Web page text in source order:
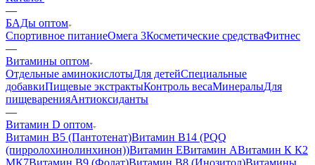
—
БАДы оптом
Спортивное питаниеОмега 3Косметические средстваФитнес
—
Витамины оптом
Отдельные аминокислотыДля детейСпециальные
добавкиПищевые экстрактыКонтроль весаМинералыДля
пищеваренияАнтиоксиданты
—
Витамин D оптом
Витамин B5 (Пантотенат)Витамин B14 (PQQ
(пирролохинолинхинон))Витамин ЕВитамин АВитамин К К2
МК7Витамин B9 (Фолат)Витамин B8 (Инозитол)Витамины